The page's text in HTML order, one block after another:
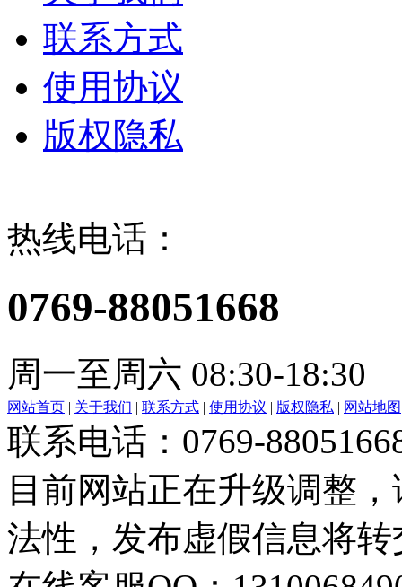
联系方式
使用协议
版权隐私
热线电话：
0769-88051668
周一至周六 08:30-18:30
网站首页 | 关于我们 | 联系方式 | 使用协议 | 版权隐私 | 网站地图
联系电话：0769-
目前网站正在升级调整
法性，发布虚假信息将